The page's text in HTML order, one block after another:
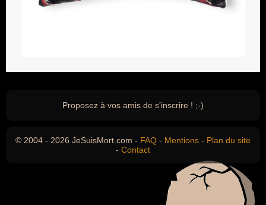
Proposez à vos amis de s'inscrire ! ;-)
© 2004 - 2026 JeSuisMort.com - FAQ - Mentions - Plan du site
- Contact